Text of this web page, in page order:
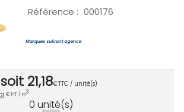
Référence : 000176
soit 21,18€TTC / unité(s)
€ HT / m3
0 unité(s)